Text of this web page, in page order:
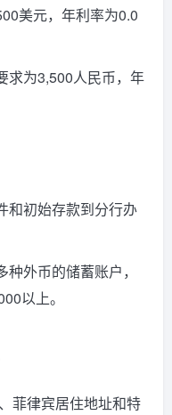
美元，年利率为0.0
求为3,500人民币，年
和初始存款到分行办
外币的储蓄账户，
以上。
菲律宾居住地址和特